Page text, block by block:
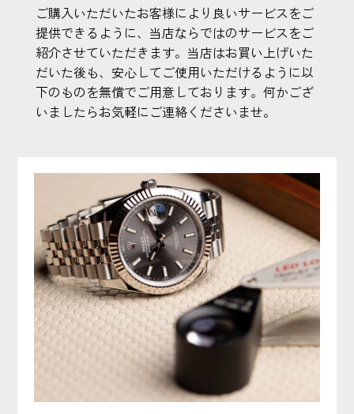
ご購入いただいたお客様により良いサービスをご
提供できるように、当店ならではのサービスをご
紹介させていただきます。当店はお買い上げいた
だいた後も、安心してご使用いただけるように以
下のものを無償でご用意しております。何かござ
いましたらお気軽にご連絡くださいませ。